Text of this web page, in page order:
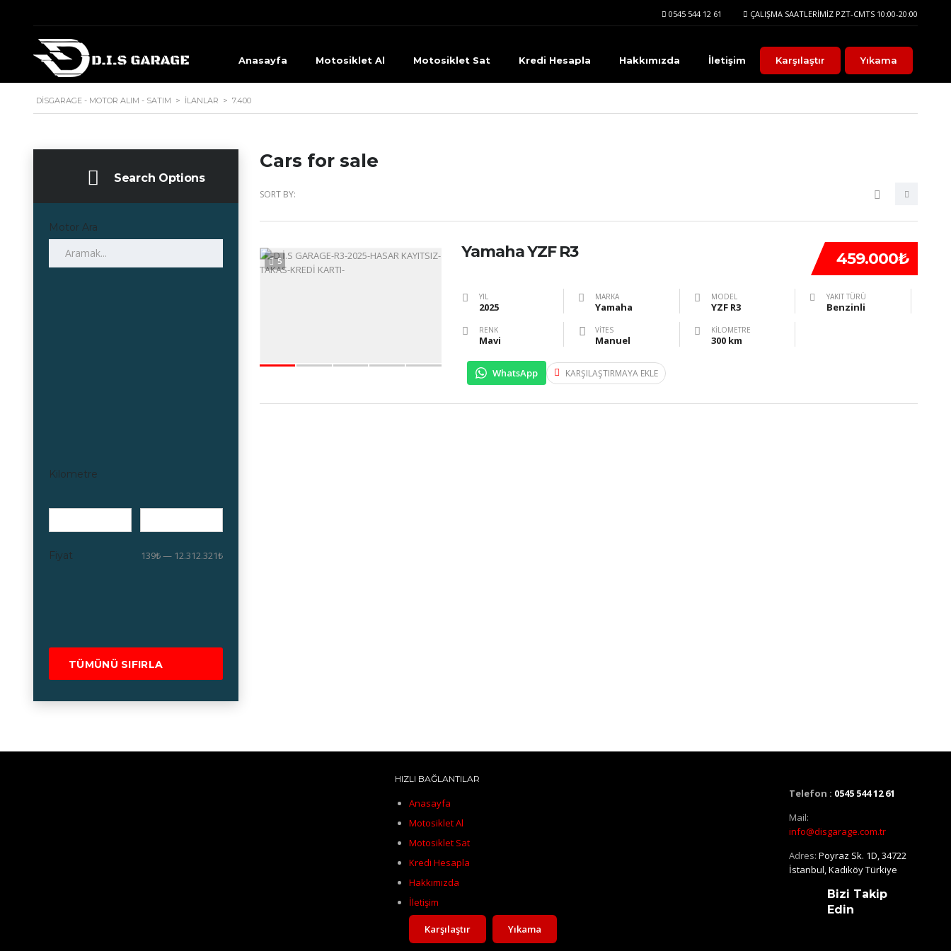
ÇALIŞMA SAATLERIMIZ PZT-CMTS 10:00-20:00
0545 544 12 61
Anasayfa Motosiklet Al Motosiklet Sat Kredi Hesapla Hakkımızda İletişim Karşılaştır Yıkama
DISGARAGE - MOTOR ALIM - SATIM > İLANLAR > 7.400
Search Options
Motor Ara
Kilometre
Fiyat 139₺ — 12.312.321₺
TÜMÜNÜ SIFIRLA
Cars for sale
SORT BY:
5 459.000₺
Yamaha YZF R3
YIL
2025
MARKA
Yamaha
MODEL
YZF R3
YAKIT TÜRÜ
Benzinli
RENK
Mavi
VITES
Manuel
KILOMETRE
300 km
WhatsApp KARŞILAŞTIRMAYA EKLE
HIZLI BAĞLANTILAR
Anasayfa
Motosiklet Al
Motosiklet Sat
Kredi Hesapla
Hakkımızda
İletişim
Karşılaştır Yıkama
Telefon : 0545 544 12 61
Mail:
info@disgarage.com.tr
Adres: Poyraz Sk. 1D, 34722
İstanbul, Kadıköy Türkiye
Bizi Takip
Edin